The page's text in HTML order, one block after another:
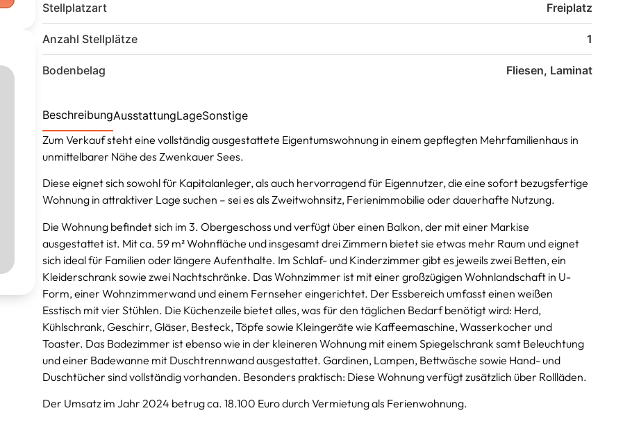
Stellplatzart Freiplatz
Anzahl Stellplätze 1
Bodenbelag Fliesen, Laminat
BeschreibungAusstattungLageSonstige
Zum Verkauf steht eine vollständig ausgestattete Eigentumswohnung in einem gepflegten Mehrfamilienhaus in
unmittelbarer Nähe des Zwenkauer Sees.
Diese eignet sich sowohl für Kapitalanleger, als auch hervorragend für Eigennutzer, die eine sofort bezugsfertige
Wohnung in attraktiver Lage suchen – sei es als Zweitwohnsitz, Ferienimmobilie oder dauerhafte Nutzung.
Die Wohnung befindet sich im 3. Obergeschoss und verfügt über einen Balkon, der mit einer Markise
ausgestattet ist. Mit ca. 59 m² Wohnfläche und insgesamt drei Zimmern bietet sie etwas mehr Raum und eignet
sich ideal für Familien oder längere Aufenthalte. Im Schlaf- und Kinderzimmer gibt es jeweils zwei Betten, ein
Kleiderschrank sowie zwei Nachtschränke. Das Wohnzimmer ist mit einer großzügigen Wohnlandschaft in U-
Form, einer Wohnzimmerwand und einem Fernseher eingerichtet. Der Essbereich umfasst einen weißen
Esstisch mit vier Stühlen. Die Küchenzeile bietet alles, was für den täglichen Bedarf benötigt wird: Herd,
Kühlschrank, Geschirr, Gläser, Besteck, Töpfe sowie Kleingeräte wie Kaffeemaschine, Wasserkocher und
Toaster. Das Badezimmer ist ebenso wie in der kleineren Wohnung mit einem Spiegelschrank samt Beleuchtung
und einer Badewanne mit Duschtrennwand ausgestattet. Gardinen, Lampen, Bettwäsche sowie Hand- und
Duschtücher sind vollständig vorhanden. Besonders praktisch: Diese Wohnung verfügt zusätzlich über Rollläden.
Der Umsatz im Jahr 2024 betrug ca. 18.100 Euro durch Vermietung als Ferienwohnung.